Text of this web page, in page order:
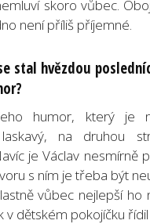
skoro vůbec.
není příliš příjemné.
stal hvězdou
humor, který je
na druhou
je Václav nesmírně
s ním je třeba být
vůbec nejlepší ho
v dětském pokojíčku